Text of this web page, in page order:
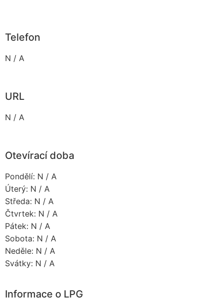
Telefon
N / A
URL
N / A
Otevírací doba
Pondělí: N / A
Úterý: N / A
Středa: N / A
Čtvrtek: N / A
Pátek: N / A
Sobota: N / A
Neděle: N / A
Svátky: N / A
Informace o LPG